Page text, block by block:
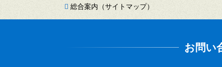
総合案内（サイトマップ）